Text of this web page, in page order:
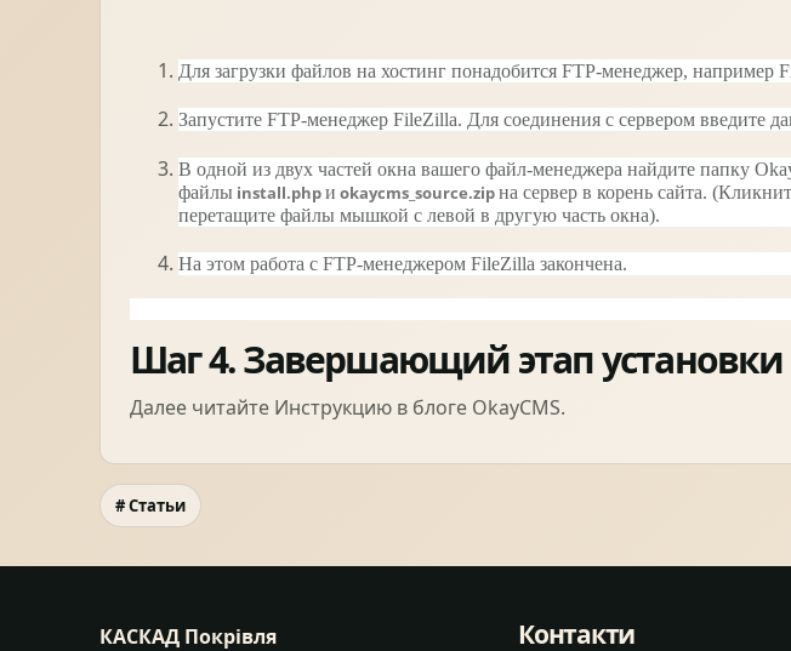
Для загрузки файлов на хостинг понадобится FTP-менеджер, например
Запустите FTP-менеджер FileZilla. Для соединения с сервером
В одной из двух частей окна вашего файл-менеджера найдите папку
файлы install.phpи okaycms_source.zipна сервер в корень сайта.
перетащите файлы мышкой с левой в другую часть окна).
На этом работа с FTP-менеджером FileZilla закончена.
Шаг 4. Завершающий этап установки
Далее читайте Инструкцию в блоге OkayCMS.
# Статьи
КАСКАД Покрівля Контакти